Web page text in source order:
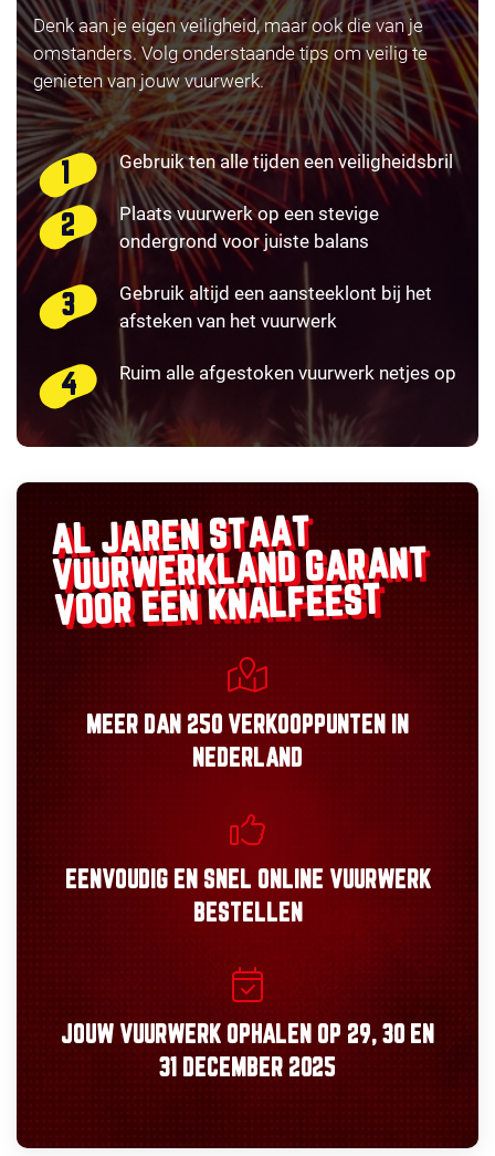
Denk aan je eigen veiligheid, maar ook die van je
omstanders. Volg onderstaande tips om veilig te
genieten van jouw vuurwerk.
Gebruik ten alle tijden een veiligheidsbril
Plaats vuurwerk op een stevige
ondergrond voor juiste balans
Gebruik altijd een aansteeklont bij het
afsteken van het vuurwerk
Ruim alle afgestoken vuurwerk netjes op
AL JAREN STAAT
VUURWERKLANDGARANT
VOOR EEN KNALFEEST
MEER DAN 250 VERKOOPPUNTEN
IN
NEDERLAND
EENVOUDIGEN SNEL ONLINE VUURWERK
BESTELLEN
JOUW VUURWERK OPHALEN OP 29, 30 EN
31 DECEMBER 2025